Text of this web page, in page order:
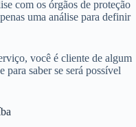
com os órgãos de proteção
uma análise para definir
você é cliente de algum
para saber se será possível